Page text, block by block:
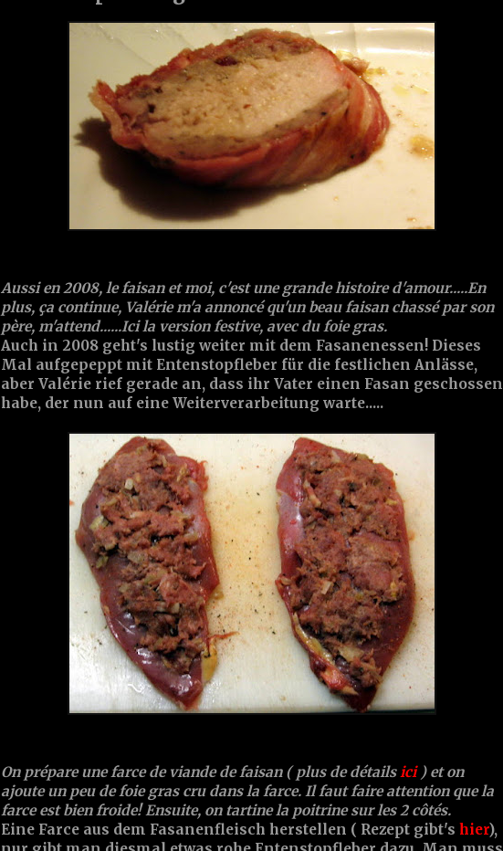
Aussi en 2008, le faisan et moi, c'est une grande histoire d'amour.....En
plus, ça continue, Valérie m'a annoncé qu'un beau faisan chassé par son
père, m'attend......Ici la version festive, avec du foie gras.
Auch in 2008 geht's lustig weiter mit dem Fasanenessen! Dieses
Mal aufgepeppt mit Entenstopfleber für die festlichen Anlässe,
aber Valérie rief gerade an, dass ihr Vater einen Fasan geschossen
habe, der nun auf eine Weiterverarbeitung warte.....
On prépare une farce de viande de faisan ( plus de détailsici) et on
ajoute un peu de foie gras cru dans la farce. Il faut faire attention que la
farce est bien froide! Ensuite, on tartine la poitrine sur les 2 côtés.
Eine Farce aus dem Fasanenfleisch herstellen ( Rezept gibt's hier),